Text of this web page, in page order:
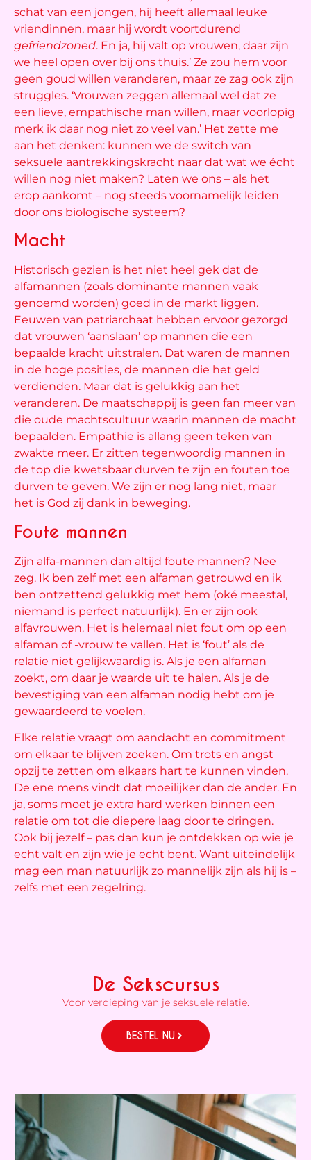
schat van een jongen, hij heeft allemaal leuke
vriendinnen, maar hij wordt voortdurend
gefriendzoned. En ja, hij valt op vrouwen, daar zijn
we heel open over bij ons thuis.’ Ze zou hem voor
geen goud willen veranderen, maar ze zag ook zijn
struggles. ‘Vrouwen zeggen allemaal wel dat ze
een lieve, empathische man willen, maar voorlopig
merk ik daar nog niet zo veel van.’ Het zette me
aan het denken: kunnen we de switch van
seksuele aantrekkingskracht naar dat wat we écht
willen nog niet maken? Laten we ons – als het
erop aankomt – nog steeds voornamelijk leiden
door ons biologische systeem?
Macht
Historisch gezien is het niet heel gek dat de
alfamannen (zoals dominante mannen vaak
genoemd worden) goed in de markt liggen.
Eeuwen van patriarchaat hebben ervoor gezorgd
dat vrouwen ‘aanslaan’ op mannen die een
bepaalde kracht uitstralen. Dat waren de mannen
in de hoge posities, de mannen die het geld
verdienden. Maar dat is gelukkig aan het
veranderen. De maatschappij is geen fan meer van
die oude machtscultuur waarin mannen de macht
bepaalden. Empathie is allang geen teken van
zwakte meer. Er zitten tegenwoordig mannen in
de top die kwetsbaar durven te zijn en fouten toe
durven te geven. We zijn er nog lang niet, maar
het is God zij dank in beweging.
Foute mannen
Zijn alfa-mannen dan altijd foute mannen? Nee
zeg. Ik ben zelf met een alfaman getrouwd en ik
ben ontzettend gelukkig met hem (oké meestal,
niemand is perfect natuurlijk). En er zijn ook
alfavrouwen. Het is helemaal niet fout om op een
alfaman of -vrouw te vallen. Het is ‘fout’ als de
relatie niet gelijkwaardig is. Als je een alfaman
zoekt, om daar je waarde uit te halen. Als je de
bevestiging van een alfaman nodig hebt om je
gewaardeerd te voelen.
Elke relatie vraagt om aandacht en commitment
om elkaar te blijven zoeken. Om trots en angst
opzij te zetten om elkaars hart te kunnen vinden.
De ene mens vindt dat moeilijker dan de ander. En
ja, soms moet je extra hard werken binnen een
relatie om tot die diepere laag door te dringen.
Ook bij jezelf – pas dan kun je ontdekken op wie je
echt valt en zijn wie je echt bent. Want uiteindelijk
mag een man natuurlijk zo mannelijk zijn als hij is –
zelfs met een zegelring.
De Sekscursus
Voor verdieping van je seksuele relatie.
BESTEL NU